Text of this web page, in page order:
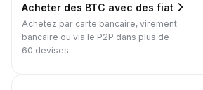
Acheter des BTC avec des fiat
Achetez par carte bancaire, virement
bancaire ou via le P2P dans plus de
60 devises.